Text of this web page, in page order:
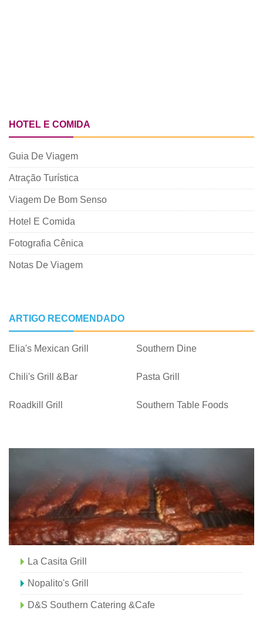
HOTEL E COMIDA
Guia De Viagem
Atração Turística
Viagem De Bom Senso
Hotel E Comida
Fotografia Cênica
Notas De Viagem
ARTIGO RECOMENDADO
Elia's Mexican Grill Southern Dine
Chili's Grill &Bar Pasta Grill
Roadkill Grill Southern Table Foods
La Casita Grill
Nopalito's Grill
D&S Southern Catering &Cafe